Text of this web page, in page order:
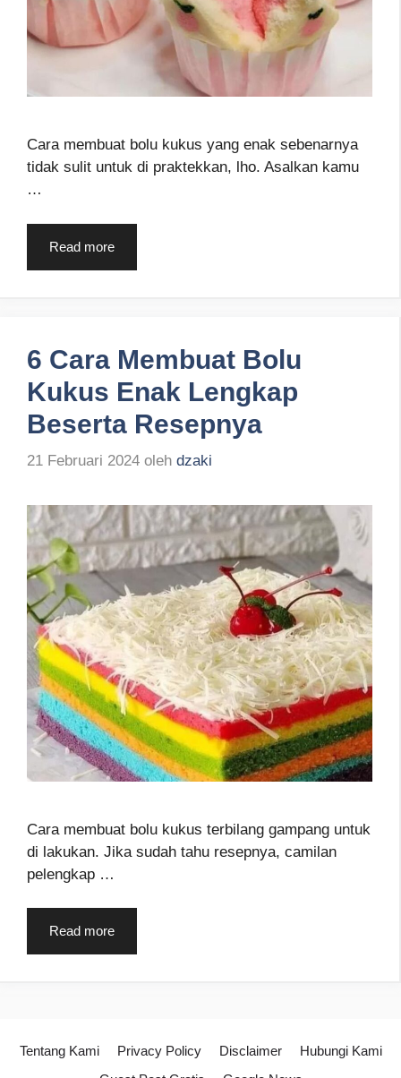
Cara membuat bolu kukus yang enak sebenarnya
tidak sulit untuk di praktekkan, lho. Asalkan kamu
…
Read more
6 Cara Membuat Bolu
Kukus Enak Lengkap
Beserta Resepnya
21 Februari 2024 oleh dzaki
Cara membuat bolu kukus terbilang gampang untuk
di lakukan. Jika sudah tahu resepnya, camilan
pelengkap …
Read more
Tentang Kami Privacy Policy Disclaimer
Hubungi Kami